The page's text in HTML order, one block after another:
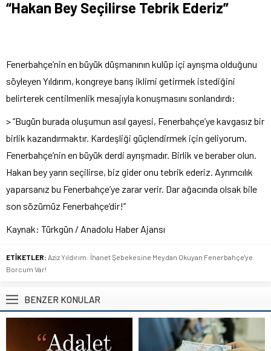
“Hakan Bey Seçilirse Tebrik Ederiz”
Fenerbahçe’nin en büyük düşmanının kulüp içi ayrışma olduğunu
söyleyen Yıldırım, kongreye barış iklimi getirmek istediğini
belirterek centilmenlik mesajıyla konuşmasını sonlandırdı:
> “Bugün burada oluşumun asıl gayesi, Fenerbahçe’ye kavgasız bir
birlik kazandırmaktır. Kardeşliği güçlendirmek için geliyorum.
Fenerbahçe’nin en büyük derdi ayrışmadır. Birlik ve beraber olun.
Hakan bey yarın seçilirse, biz gider onu tebrik ederiz. Ayrımcılık
yaparsanız bu Fenerbahçe’ye zarar verir. Dar ağacında olsak bile
son sözümüz Fenerbahçe’dir!”
Kaynak: Türkgün / Anadolu Haber Ajansı
ETİKETLER: Aziz Yıldırım: İhanet Şebekesine Meydan Okuyan Fenerbahçe'ye
Borcum Var!
BENZER KONULAR